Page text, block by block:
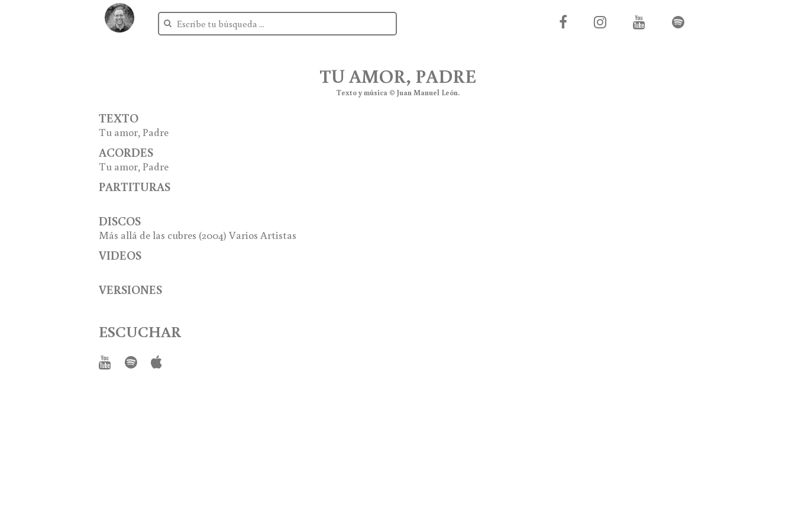
TU AMOR, PADRE
Texto y música © Juan Manuel León.
TEXTO
Tu amor, Padre
ACORDES
Tu amor, Padre
PARTITURAS
DISCOS
Más allá de las cubres (2004) Varios Artistas
VIDEOS
VERSIONES
ESCUCHAR